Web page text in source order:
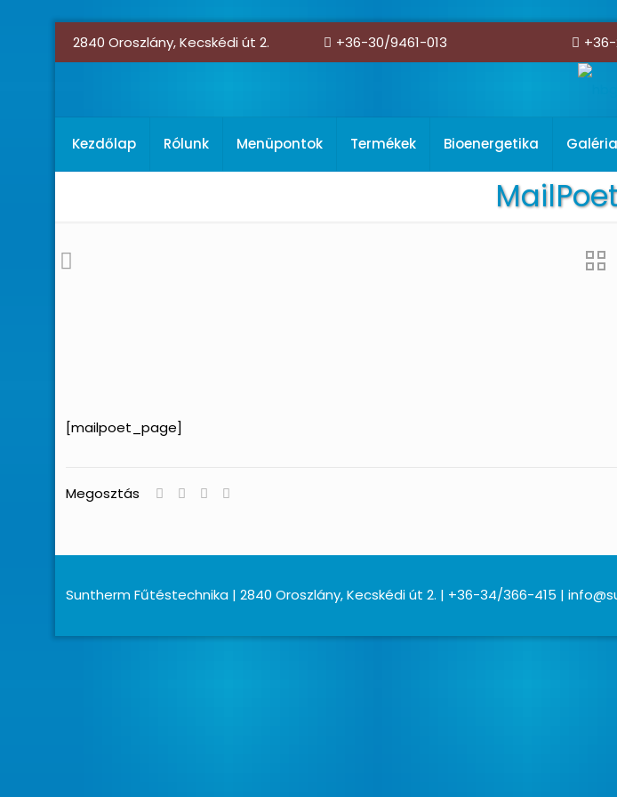
2840 Oroszlány, Kecskédi út 2. +36-30/9461-013
Kezdőlap Rólunk Menüpontok Termékek Bioenergetika Galéria
[mailpoet_page]
Megosztás
Suntherm Fűtéstechnika | 2840 Oroszlány, Kecskédi út 2. | +36-34/366-415 |